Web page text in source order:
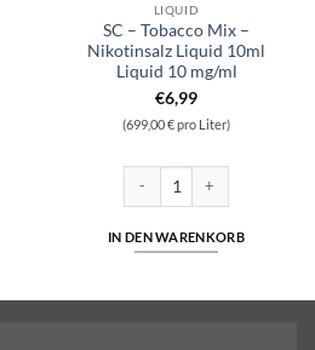
LIQUID
SC – Tobacco Mix –
Nikotinsalz Liquid 10ml
Liquid 10 mg/ml
€6,99
(699,00 € pro Liter)
IN DEN WARENKORB